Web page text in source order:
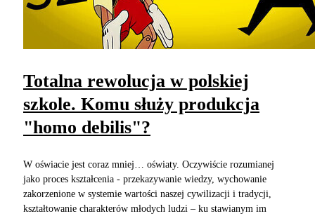
Totalna rewolucja w polskiej
szkole. Komu służy produkcja
"homo debilis"?
W oświacie jest coraz mniej… oświaty. Oczywiście rozumianej
jako proces kształcenia - przekazywanie wiedzy, wychowanie
zakorzenione w systemie wartości naszej cywilizacji i tradycji,
kształtowanie charakterów młodych ludzi – ku stawianym im